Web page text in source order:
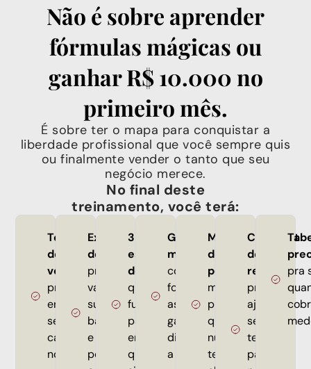
Não é sobre aprender
fórmulas mágicas ou
ganhar R$ 10.000 no
primeiro mês.
É sobre ter o mapa para conquistar a
liberdade profissional que você sempre quis
ou finalmente vender o tanto que seu
negócio merece.
No final deste
treinamento, você terá:
Teste
de
vocação
pra
entender
seu
caminho
no copy
Exercício
de clareza
pra
valorizar
sua
bagagem
e se
posicionar
3
estruturas
de copy
que mais
funcionam
para usar
em
qualquer
Guia de
monetização
com as
formas mais
assertivas de
ganhar
dinheiro com
a escrita
Modelo
de
portfólio
mesmo
pra
quem
nunca
teve
Checklist
de
revisão
pra
ajustar
seus
textos e
parar de
pra